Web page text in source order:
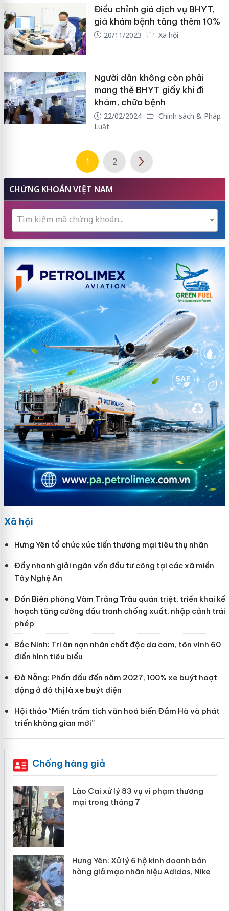
Điều chỉnh giá dịch vụ BHYT,
giá khám bệnh tăng thêm 10%
20/11/2023 Xã hội
Người dân không còn phải
mang thẻ BHYT giấy khi đi
khám, chữa bệnh
22/02/2024
Chính sách & Pháp
Luật
1 2
CHỨNG KHOÁN VIỆT NAM
Tìm kiếm mã chứng khoán...
Xã hội
Hưng Yên tổ chức xúc tiến thương mại tiêu thụ nhãn
Đẩy nhanh giải ngân vốn đầu tư công tại các xã miền
Tây Nghệ An
Đồn Biên phòng Vàm Trảng Trâu quán triệt, triển khai kế
hoạch tăng cường đấu tranh chống xuất, nhập cảnh trái
phép
Bắc Ninh: Tri ân nạn nhân chất độc da cam, tôn vinh 60
điển hình tiêu biểu
Đà Nẵng: Phấn đấu đến năm 2027, 100% xe buýt hoạt
động ở đô thị là xe buýt điện
Hội thảo “Miền trầm tích văn hoá biển Đầm Hà và phát
triển không gian mới”
Chống hàng giả
Lào Cai xử lý 83 vụ vi phạm thương
mại trong tháng 7
Hưng Yên: Xử lý 6 hộ kinh doanh bán
hàng giả mạo nhãn hiệu Adidas, Nike